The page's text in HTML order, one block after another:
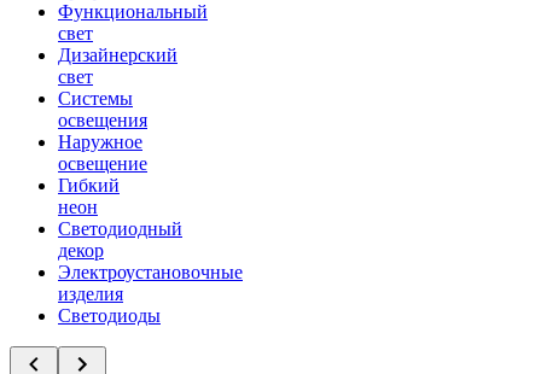
Функциональный
свет
Дизайнерский
свет
Системы
освещения
Наружное
освещение
Гибкий
неон
Светодиодный
декор
Электроустановочные
изделия
Светодиоды